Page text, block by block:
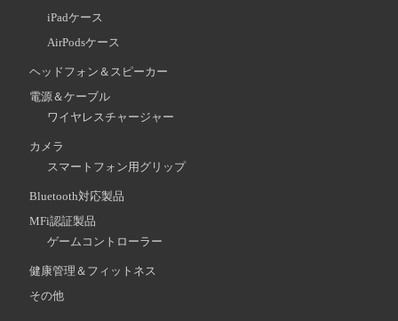
iPadケース
AirPodsケース
ヘッドフォン＆スピーカー
電源＆ケーブル
ワイヤレスチャージャー
カメラ
スマートフォン用グリップ
Bluetooth対応製品
MFi認証製品
ゲームコントローラー
健康管理＆フィットネス
その他